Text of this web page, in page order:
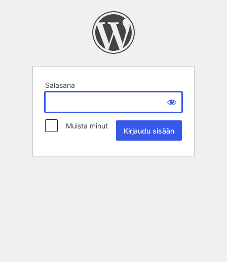
Salasana
Muista minut